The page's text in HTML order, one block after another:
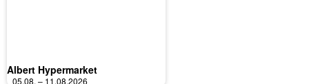
Albert Hypermarket
05.08. – 11.08.2026